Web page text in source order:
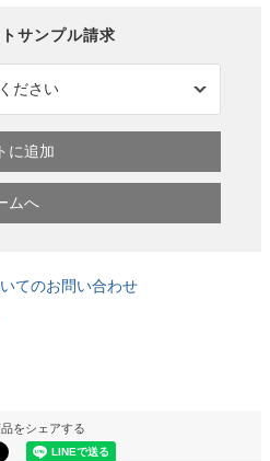
に追加
ムへ
てのお問い合わせ
をシェアする